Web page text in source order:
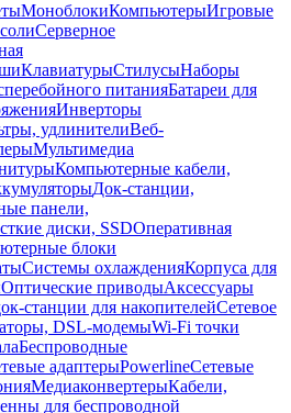
МоноблокиКомпьютерыИгровые
Серверное
КлавиатурыСтилусыНаборы
питанияБатареи для
Инверторы
удлинителиВеб-
Мультимедиа
Компьютерные кабели,
Док-станции,
панели,
диски, SSDОперативная
блоки
Системы охлажденияКорпуса для
Оптические приводыАксессуары
станции для накопителейСетевое
DSL-модемыWi-Fi точки
Беспроводные
адаптерыPowerlineСетевые
МедиаконвертерыКабели,
для беспроводной